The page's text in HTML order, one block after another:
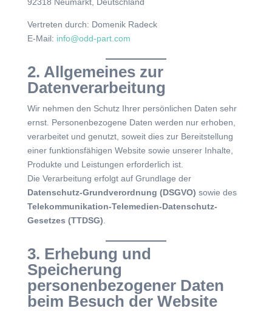
Vertreten durch: Domenik Radeck
E-Mail: info@odd-part.com
2. Allgemeines zur
Datenverarbeitung
Wir nehmen den Schutz Ihrer persönlichen Daten sehr
ernst. Personenbezogene Daten werden nur erhoben,
verarbeitet und genutzt, soweit dies zur Bereitstellung
einer funktionsfähigen Website sowie unserer Inhalte,
Produkte und Leistungen erforderlich ist.
Die Verarbeitung erfolgt auf Grundlage der
Datenschutz-Grundverordnung (DSGVO) sowie des
Telekommunikation-Telemedien-Datenschutz-
Gesetzes (TTDSG)
3. Erhebung und
Speicherung
personenbezogener Daten
beim Besuch der Website